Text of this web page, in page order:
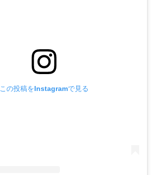
この投稿をInstagramで見る